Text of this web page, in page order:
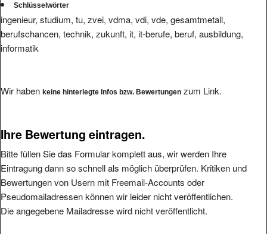
Schlüsselwörter
ingenieur, studium, tu, zvei, vdma, vdi, vde, gesamtmetall,
berufschancen, technik, zukunft, it, it-berufe, beruf, ausbildung,
informatik
Wir haben keine hinterlegte Infos bzw. Bewertungen zum Link.
Ihre Bewertung eintragen.
Bitte füllen Sie das Formular komplett aus, wir werden Ihre
Eintragung dann so schnell als möglich überprüfen. Kritiken und
Bewertungen von Usern mit Freemail-Accounts oder
Pseudomailadressen können wir leider nicht veröffentlichen.
Die angegebene Mailadresse wird nicht veröffentlicht.